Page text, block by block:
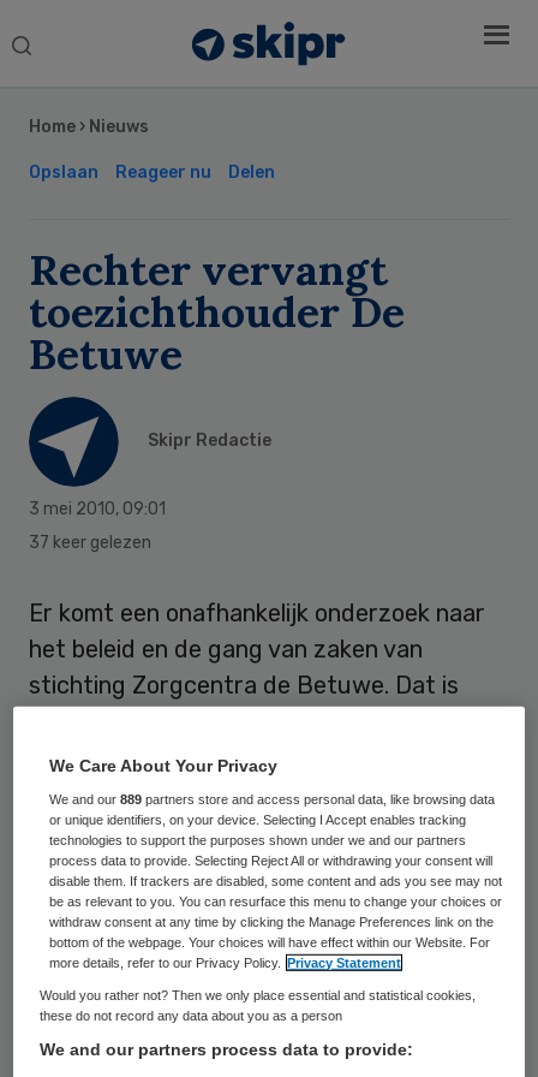
Search
Home › Nieuws
Opslaan Reageer nu Delen
Rechter vervangt
toezichthouder De
Betuwe
Skipr Redactie
3 mei 2010, 09:01
37 keer gelezen
Er komt een onafhankelijk onderzoek naar
het beleid en de gang van zaken van
stichting Zorgcentra de Betuwe. Dat is
cliëntenraden LOC de uitspraak van de
ondernemingskamer, zo liet LOC donderdag
weten. De rechter vervangt ook de
voorzitter van de raad van toezicht.
Ondermaatse zorg
Cliënten van de zorginstellingStichting
Zorgcentra De Betuwe staptennaar de
Sidebar
We Care About Your Privacy
We and our889 partners store and access personal data, like browsing data
or unique identifiers, on your device. Selecting I Accept enables tracking
technologies to support the purposes shown under we and our partners
process data to provide. Selecting Reject All or withdrawing your consent will
disable them. If trackers are disabled, some content and ads you see may not
be as relevant to you. You can resurface this menu to change your choices or
withdraw consent at any time by clicking the Manage Preferences link on the
bottom of the webpage. Your choices will have effect within our Website. For
more details, refer to our Privacy Policy.
Privacy Statement
Would you rather not? Then we only place essential and statistical cookies,
these do not record any data about you as a person
We and our partners process data to provide: